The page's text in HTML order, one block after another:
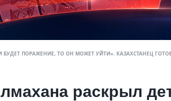
БУДЕТ ПОРАЖЕНИЕ, ТО ОН МОЖЕТ УЙТИ». КАЗАХСТАНЕЦ
раскрыл